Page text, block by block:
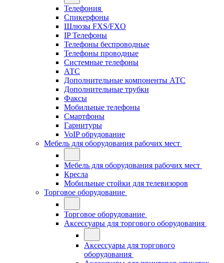
Телефония
Спикерфоны
Шлюзы FXS/FXO
IP Телефоны
Телефоны беспроводные
Телефоны проводные
Системные телефоны
АТС
Дополнительные компоненты АТС
Дополнительные трубки
Факсы
Мобильные телефоны
Смартфоны
Гарнитуры
VoIP обрудование
Мебель для оборудования рабочих мест
Мебель для оборудования рабочих мест
Кресла
Мобильные стойки для телевизоров
Торговое оборудование
Торговое оборудование
Аксессуары для торгового оборудования
Аксессуары для торгового
оборудования